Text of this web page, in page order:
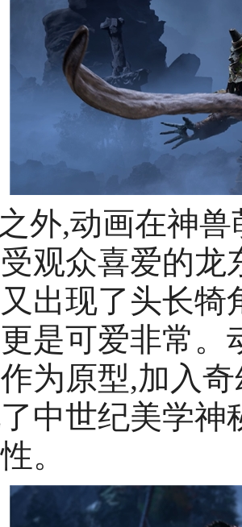
外,动画在神
观众喜爱的龙
出现了头长犄
是可爱非常
为原型,加入
中世纪美学神
。